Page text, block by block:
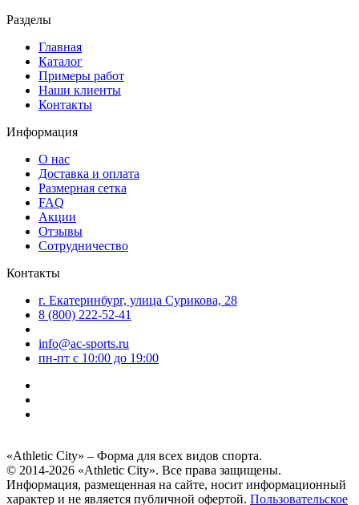
Разделы
Главная
Каталог
Примеры работ
Наши клиенты
Контакты
Информация
О нас
Доставка и оплата
Размерная сетка
FAQ
Акции
Отзывы
Сотрудничество
Контакты
г. Екатеринбург, улица Сурикова, 28
8 (800) 222-52-41
info@ac-sports.ru
пн-пт c 10:00 до 19:00
«Athletic City» – Форма для всех видов спорта.
© 2014-2026 «Athletic City». Все права защищены.
Информация, размещенная на сайте, носит информационный
характер и не является публичной офертой. Пользовательское